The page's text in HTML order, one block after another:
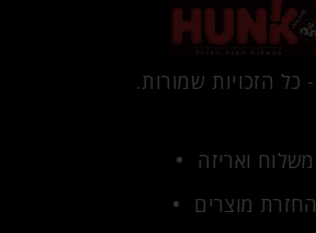
משלוח ואריזה
החזרת מוצרים